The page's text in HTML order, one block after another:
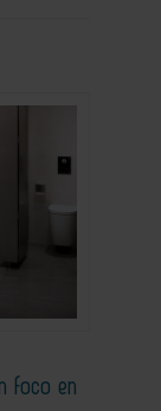
foco en